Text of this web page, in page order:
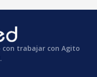
trabajar con Agito